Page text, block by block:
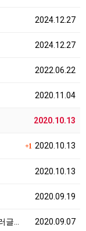
2024.12.27
2024.12.27
2022.06.22
2020.11.04
2020.10.13
+1 2020.10.13
2020.10.13
2020.09.19
2020.09.07
글…